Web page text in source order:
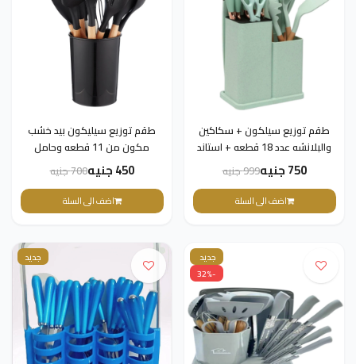
طقم توزيع سيلكون + سكاكين
والبلانشه عدد 18 قطعه + استاند
خامه عالي الجوده
750 جنيه 999 جنيه
اضف الى السلة
طقم توزيع سيليكون بيد خشب
مكون من 11 قطعه وحامل
بلاستيك - اسود450 جنيه 700 جنيه
اضف الى السلة
جديد
-32%
جديد